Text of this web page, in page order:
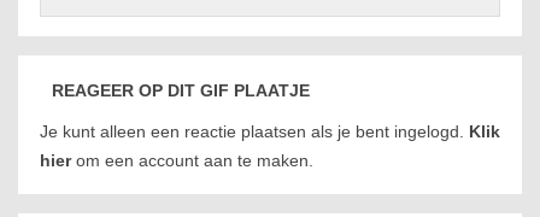
REAGEER OP DIT GIF PLAATJE
Je kunt alleen een reactie plaatsen als je bent ingelogd. Klik
hierom een account aan te maken.